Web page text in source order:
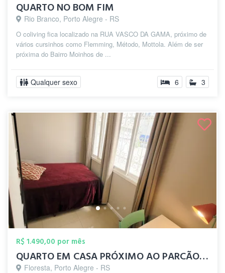
QUARTO NO BOM FIM
Rio Branco, Porto Alegre - RS
O coliving fica localizado na RUA VASCO DA GAMA, próximo de
vários cursinhos como Flemming, Método, Mottola. Além de ser
próxima do Bairro Moinhos de ...
Qualquer sexo 6 3
R$ 1.490,00 por mês
QUARTO EM CASA PRÓXIMO AO PARCÃO / MOINH...
Floresta, Porto Alegre - RS